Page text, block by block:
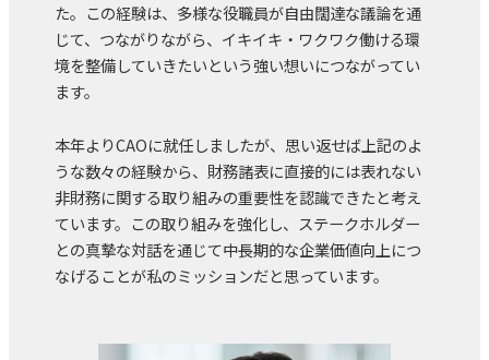
た。この経験は、多様な役職員が自由闊達な議論を通
じて、つながりながら、イキイキ・ワクワク働ける環
境を整備していきたいという強い想いにつながってい
ます。
本年よりCAOに就任しましたが、思い返せば上記のよ
うな数々の経験から、財務諸表に直接的には表れない
非財務に関する取り組みの重要性を認識できたと考え
ています。この取り組みを強化し、ステークホルダー
との真摯な対話を通じて中長期的な企業価値向上につ
なげることが私のミッションだと思っています。